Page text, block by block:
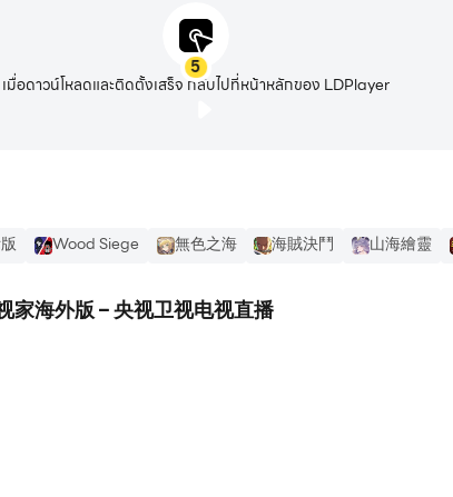
5
เมื่อดาวน์โหลดและติดตั้งเสร็จ กลับไปที่หน้าหลักของ LDPlayer
Wood Siege 無色之海 海賊決鬥 山海繪靈
家海外版 – 央视卫视电视直播